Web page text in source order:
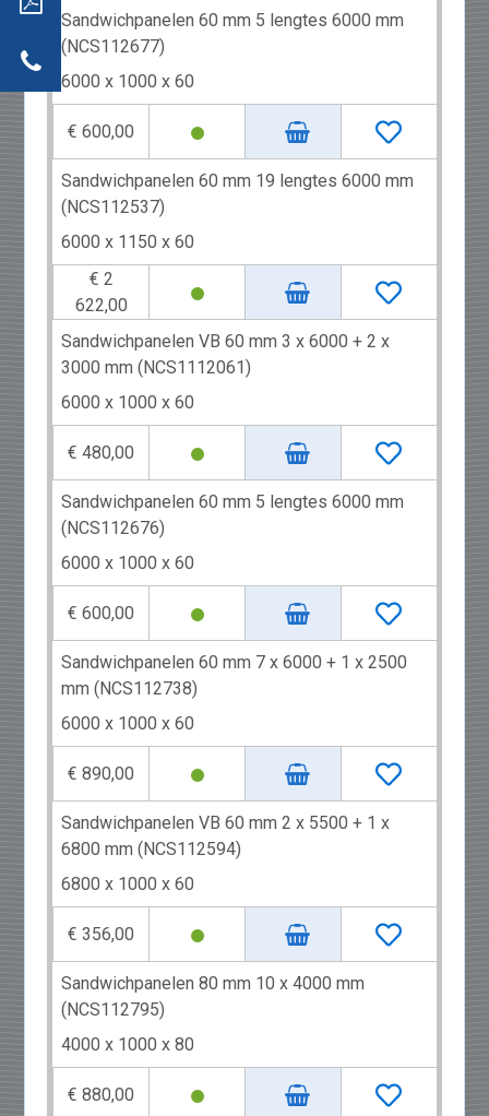
Sandwichpanelen 60 mm 5 lengtes 6000 mm
(NCS112677)
6000 x 1000 x 60
€ 600,00
Sandwichpanelen 60 mm 19 lengtes 6000 mm
(NCS112537)
6000 x 1150 x 60
€ 2
622,00
Sandwichpanelen VB 60 mm 3 x 6000 + 2 x
3000 mm (NCS1112061)
6000 x 1000 x 60
€ 480,00
Sandwichpanelen 60 mm 5 lengtes 6000 mm
(NCS112676)
6000 x 1000 x 60
€ 600,00
Sandwichpanelen 60 mm 7 x 6000 + 1 x 2500
mm (NCS112738)
6000 x 1000 x 60
€ 890,00
Sandwichpanelen VB 60 mm 2 x 5500 + 1 x
6800 mm (NCS112594)
6800 x 1000 x 60
€ 356,00
Sandwichpanelen 80 mm 10 x 4000 mm
(NCS112795)
4000 x 1000 x 80
€ 880,00